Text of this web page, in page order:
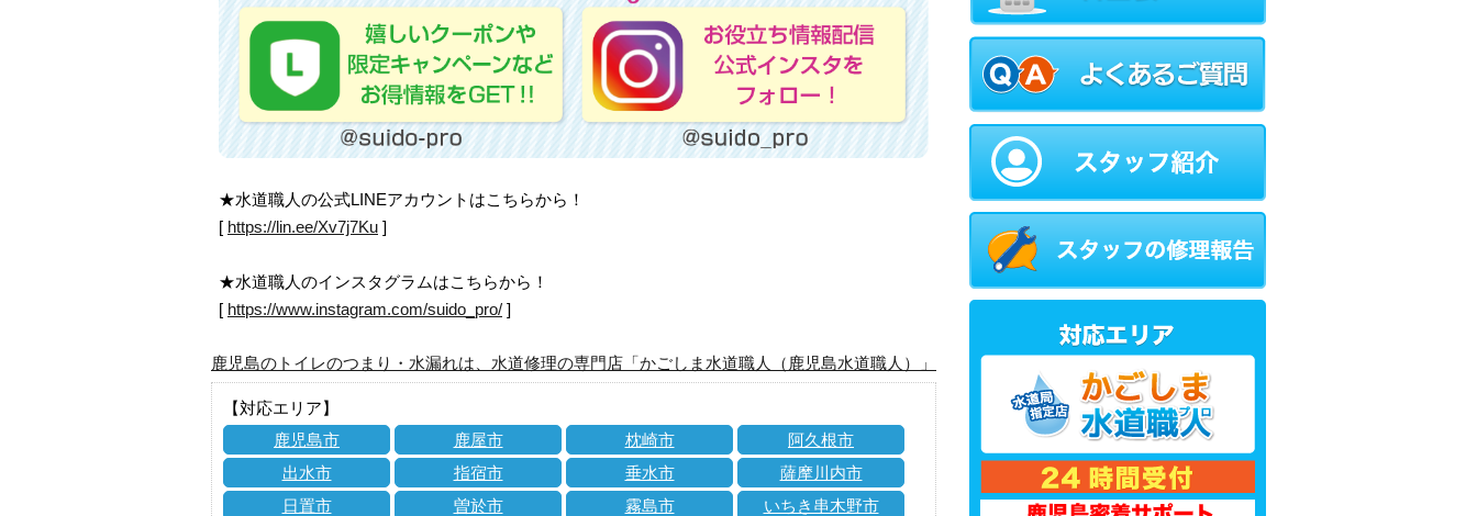
★水道職人の公式LINEアカウントはこちらから！
[ https://lin.ee/Xv7j7Ku ]
★水道職人のインスタグラムはこちらから！
[ https://www.instagram.com/suido_pro/ ]
鹿児島のトイレのつまり・水漏れは、水道修理の専門店「かごしま水道職人（鹿児島水道職人）」
【対応エリア】
鹿児島市
鹿屋市 枕崎市
阿久根市
出水市
指宿市 垂水市
薩摩川内市
日置市
曽於市 霧島市
いちき串木野市